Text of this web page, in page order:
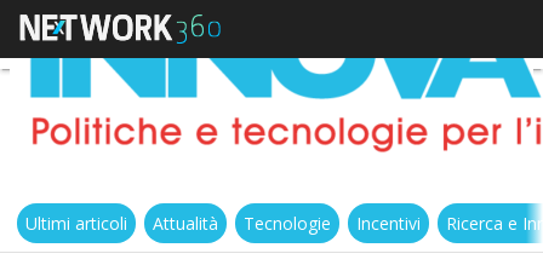
Ultimi articoli Attualità Tecnologie Incentivi Ricerca e